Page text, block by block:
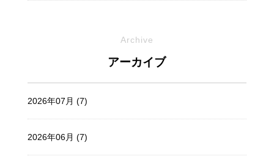
Archive
アーカイブ
2026年07月 (7)
2026年06月 (7)